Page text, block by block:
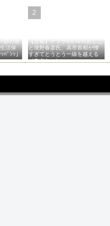
部の永
活保
ﾊﾞﾝｯ」
【悲報】ナフサ6月ﾂﾑﾂﾑおじこ
と境野春彦氏、高市首相が憎
すぎてとうとう一線を越える
（スクショ）